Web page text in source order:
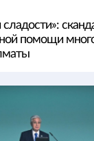
помощи